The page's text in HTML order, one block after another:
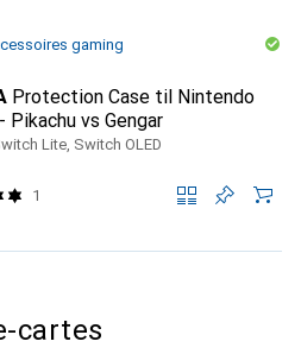
gaming
Protection Case til Nintendo
Pikachu vs Gengar
Lite, Switch OLED
1
cartes